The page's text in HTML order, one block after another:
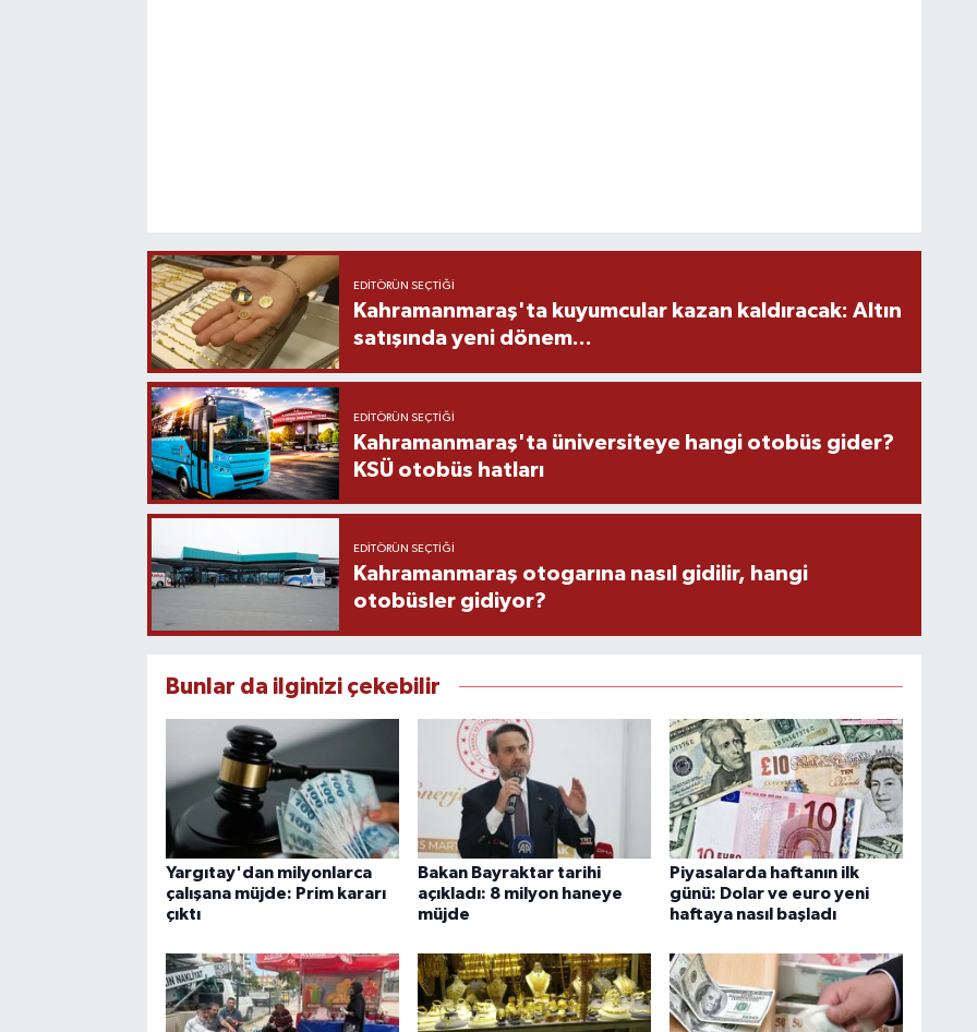
EDITÖRÜN SEÇTIĞI
Kahramanmaraş'ta kuyumcular kazan kaldıracak: Altın
satışında yeni dönem...
EDITÖRÜN SEÇTIĞI
Kahramanmaraş'ta üniversiteye hangi otobüs gider?
KSÜ otobüs hatları
EDITÖRÜN SEÇTIĞI
Kahramanmaraş otogarına nasıl gidilir, hangi
otobüsler gidiyor?
Bunlar da ilginizi çekebilir
Yargıtay'dan milyonlarca
çalışana müjde: Prim kararı
çıktı
Bakan Bayraktar tarihi
açıkladı: 8 milyon haneye
müjde
Piyasalarda haftanın ilk
günü: Dolar ve euro yeni
haftaya nasıl başladı